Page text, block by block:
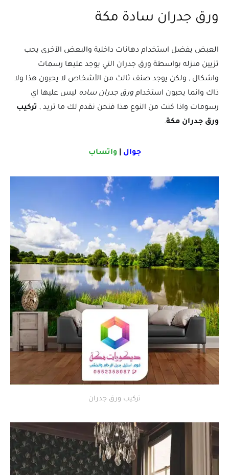
ورق جدران سادة مكة
العبض يفضل استخدام دهانات داخلية والبعض الآخرى يحب
تزيين منزله بواسطة ورق جدران التي يوجد عليها رسمات
واشكال , ولكن يوجد صنف ثالث من الأشخاص لا يحبون هذا ولا
ذاك وانما يحبون استخدام ورق جدران ساده ليس عليها اي
رسومات واذا كنت من النوع هذا فنحن نقدم لك ما تريد , تركيب
ورق جدران مكة.
جوال واتساب
تركيب ورق جدران